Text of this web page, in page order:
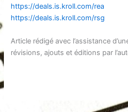
https://deals.is.kroll.com/rea
https://deals.is.kroll.com/rsg
Article rédigé avec l’assistance
révisions, ajouts et éditions par